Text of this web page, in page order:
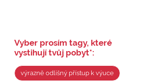
Vyber prosím tagy, které
vystihují tvůj pobyt*:
výrazně odlišný přístup k výuce